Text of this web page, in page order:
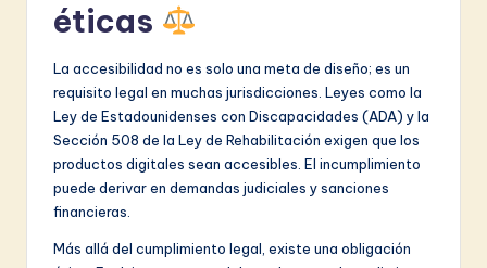
éticas
La accesibilidad no es solo una meta de diseño; es un
requisito legal en muchas jurisdicciones. Leyes como la
Ley de Estadounidenses con Discapacidades (ADA) y la
Sección 508 de la Ley de Rehabilitación exigen que los
productos digitales sean accesibles. El incumplimiento
puede derivar en demandas judiciales y sanciones
financieras.
Más allá del cumplimiento legal, existe una obligación